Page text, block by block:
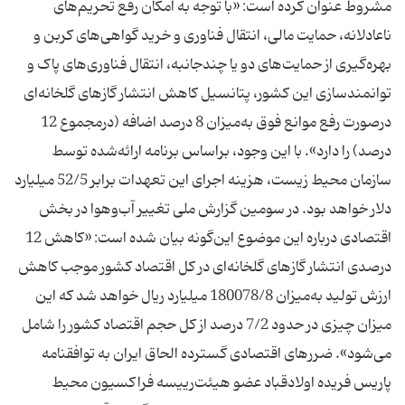
مشروط عنوان کرده است: «با توجه به امکان رفع تحریم‌های
ناعادلانه، حمایت مالی، انتقال فناوری و خرید گواهی‌های کربن و
بهره‌گیری از حمایت‌های دو یا چندجانبه، انتقال فناوری‌های پاک و
توانمندسازی این کشور، پتانسیل کاهش انتشار گازهای گلخانه‌ای
درصورت رفع موانع فوق به‌میزان 8 درصد اضافه (درمجموع 12
درصد) را دارد». با این وجود، براساس برنامه ارائه‌شده توسط
سازمان محیط زیست، هزینه اجرای این تعهدات برابر 52/5 میلیارد
دلار خواهد بود. در سومین گزارش ملی تغییر آب‌وهوا در بخش
اقتصادی درباره این موضوع این‌گونه بیان شده است: «کاهش 12
درصدی انتشار گازهای گلخانه‌ای در کل اقتصاد کشور موجب کاهش
ارزش تولید به‌میزان 180078/8 میلیارد ریال خواهد شد که این
میزان چیزی در حدود 7/2 درصد از کل حجم اقتصاد کشور را شامل
می‌شود». ضررهای اقتصادی گسترده الحاق ایران به توافقنامه
پاریس فریده اولادقباد عضو هیئت‌رییسه فراکسیون محیط